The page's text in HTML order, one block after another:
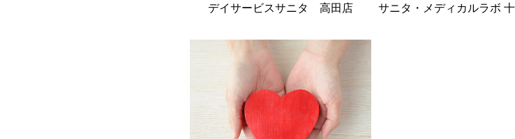
デイサービスサニタ 高田店 サニタ・メディカルラボ